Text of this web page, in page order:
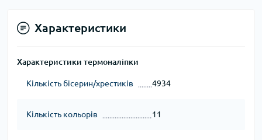
Характеристики
Характеристики термоналіпки
Кількість бісерин/хрестиків 4934
Кількість кольорів 11